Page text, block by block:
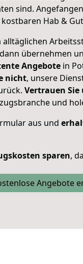
sind.
Hab &
übernehmen
Angebote in
nicht, unsere
Vertrauen Sie
und
aus und
sparen,
Angebote